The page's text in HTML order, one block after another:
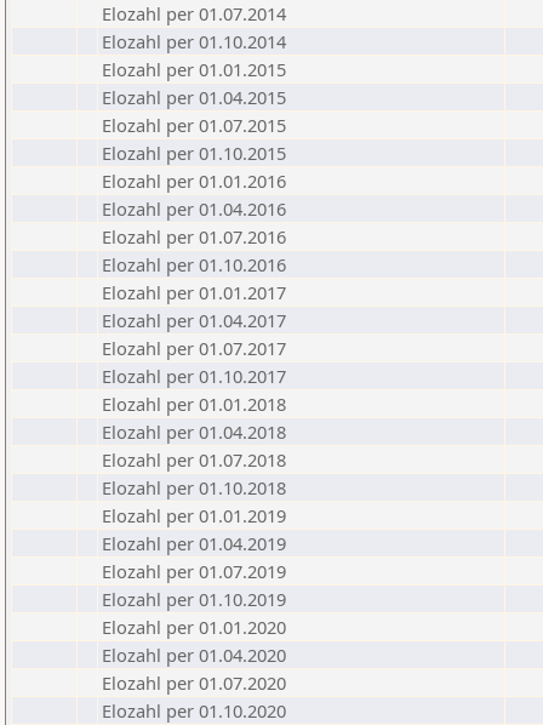
Elozahl per 01.07.2014
Elozahl per 01.10.2014
Elozahl per 01.01.2015
Elozahl per 01.04.2015
Elozahl per 01.07.2015
Elozahl per 01.10.2015
Elozahl per 01.01.2016
Elozahl per 01.04.2016
Elozahl per 01.07.2016
Elozahl per 01.10.2016
Elozahl per 01.01.2017
Elozahl per 01.04.2017
Elozahl per 01.07.2017
Elozahl per 01.10.2017
Elozahl per 01.01.2018
Elozahl per 01.04.2018
Elozahl per 01.07.2018
Elozahl per 01.10.2018
Elozahl per 01.01.2019
Elozahl per 01.04.2019
Elozahl per 01.07.2019
Elozahl per 01.10.2019
Elozahl per 01.01.2020
Elozahl per 01.04.2020
Elozahl per 01.07.2020
Elozahl per 01.10.2020